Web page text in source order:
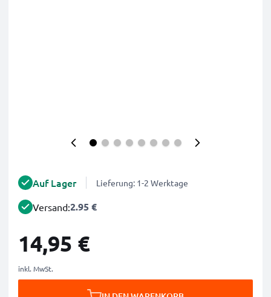
Auf Lager Lieferung: 1-2 Werktage
Versand:2.95 €
14,95 €
inkl. MwSt.